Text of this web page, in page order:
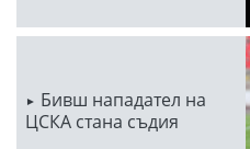
Бивш нападател на
ЦСКА стана съдия